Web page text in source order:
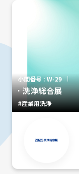
小間番号 : W-29
洗浄総合展
#産業用洗浄